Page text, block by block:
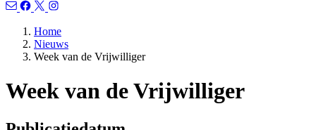
Home
Nieuws
Week van de Vrijwilliger
Week van de Vrijwilliger